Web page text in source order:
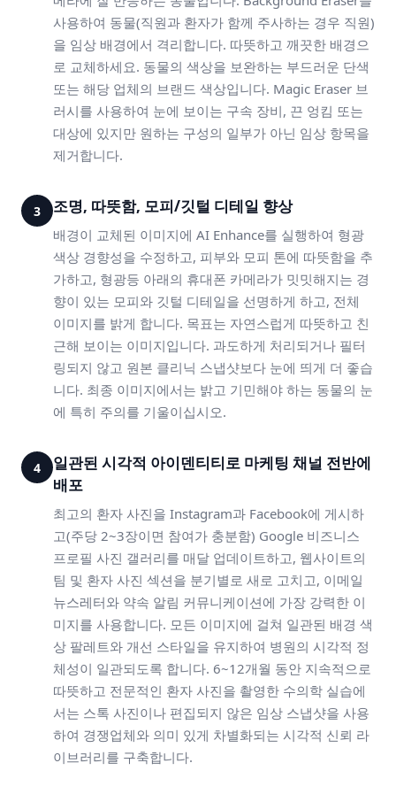
사용하여 동물(직원과 환자가 함께 주사하는 경우 직원)
을 임상 배경에서 격리합니다. 따뜻하고 깨끗한 배경으
로 교체하세요. 동물의 색상을 보완하는 부드러운 단색
또는 해당 업체의 브랜드 색상입니다. Magic Eraser 브
러시를 사용하여 눈에 보이는 구속 장비, 끈 엉킴 또는
대상에 있지만 원하는 구성의 일부가 아닌 임상 항목을
제거합니다.
3 조명, 따뜻함, 모피/깃털 디테일 향상
배경이 교체된 이미지에 AI Enhance를 실행하여 형광
색상 경향성을 수정하고, 피부와 모피 톤에 따뜻함을 추
가하고, 형광등 아래의 휴대폰 카메라가 밋밋해지는 경
향이 있는 모피와 깃털 디테일을 선명하게 하고, 전체
이미지를 밝게 합니다. 목표는 자연스럽게 따뜻하고 친
근해 보이는 이미지입니다. 과도하게 처리되거나 필터
링되지 않고 원본 클리닉 스냅샷보다 눈에 띄게 더 좋습
니다. 최종 이미지에서는 밝고 기민해야 하는 동물의 눈
에 특히 주의를 기울이십시오.
4
일관된 시각적 아이덴티티로 마케팅 채널 전반에
배포
최고의 환자 사진을 Instagram과 Facebook에 게시하
고(주당 2~3장이면 참여가 충분함) Google 비즈니스
프로필 사진 갤러리를 매달 업데이트하고, 웹사이트의
팀 및 환자 사진 섹션을 분기별로 새로 고치고, 이메일
뉴스레터와 약속 알림 커뮤니케이션에 가장 강력한 이
미지를 사용합니다. 모든 이미지에 걸쳐 일관된 배경 색
상 팔레트와 개선 스타일을 유지하여 병원의 시각적 정
체성이 일관되도록 합니다. 6~12개월 동안 지속적으로
따뜻하고 전문적인 환자 사진을 촬영한 수의학 실습에
서는 스톡 사진이나 편집되지 않은 임상 스냅샷을 사용
하여 경쟁업체와 의미 있게 차별화되는 시각적 신뢰 라
이브러리를 구축합니다.